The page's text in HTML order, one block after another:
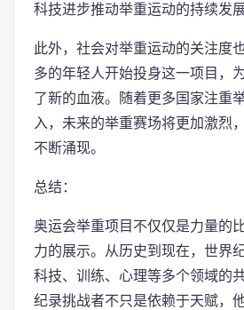
科技进步推动举重运动的持续发展
此外，社会对举重运动的关注度
多的年轻人开始投身这一项目，
了新的血液。随着更多国家注重
入，未来的举重赛场将更加激烈
不断涌现。
总结：
奥运会举重项目不仅仅是力量的
力的展示。从历史到现在，世界
科技、训练、心理等多个领域的
纪录挑战者不只是依赖于天赋，